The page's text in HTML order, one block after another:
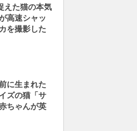
えた猫の本気
高速シャッ
を撮影した
に生まれた
ズの猫「サ
ちゃんが英